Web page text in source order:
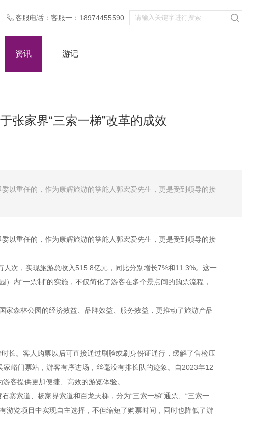
客服电话：客服一：18974455590
资讯 游记
张家界“三索一梯”改革的成效
以重任的，作为康辉旅游的掌舵人郭宏爱先生，更是受到领导的接
以重任的，作为康辉旅游的掌舵人郭宏爱先生，更是受到领导的接
次，实现旅游总收入515.8亿元，同比分别增长7%和11.3%。这一
内“一票制”的实施，不仅简化了游客在多个景点间的购票流程，
家森林公园的经济效益、品牌效益、服务效益，更推动了旅游产品
长。客人购票以后可直接通过刷脸或刷身份证通行，缓解了售检压
峪门票站，游客有序进场，丝毫没有排长队的迹象。自2023年12
客提供更加便捷、高效的游览体验。
寨索道、杨家界索道和百龙天梯，分为“三索一梯”通票、“三索一
游览项目中实现自主选择，不但缩短了购票时间，同时也降低了游